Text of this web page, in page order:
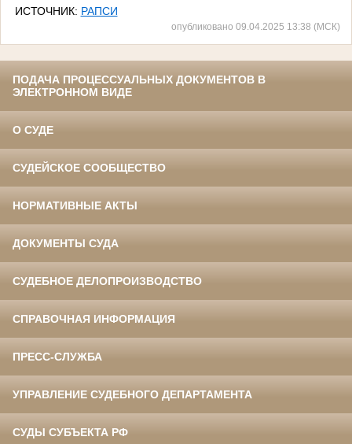
ИСТОЧНИК: РАПСИ
опубликовано 09.04.2025 13:38 (МСК)
ПОДАЧА ПРОЦЕССУАЛЬНЫХ ДОКУМЕНТОВ В
ЭЛЕКТРОННОМ ВИДЕ
О СУДЕ
СУДЕЙСКОЕ СООБЩЕСТВО
НОРМАТИВНЫЕ АКТЫ
ДОКУМЕНТЫ СУДА
СУДЕБНОЕ ДЕЛОПРОИЗВОДСТВО
СПРАВОЧНАЯ ИНФОРМАЦИЯ
ПРЕСС-СЛУЖБА
УПРАВЛЕНИЕ СУДЕБНОГО ДЕПАРТАМЕНТА
СУДЫ СУБЪЕКТА РФ